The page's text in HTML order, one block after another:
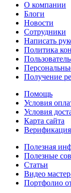
О компании
Блоги
Новости
Сотрудники
Написать
Политика
Получение
Помощь
Условия
Условия
Карта сайта
Полезная
Полезные
Статьи
Видео
Портфолио